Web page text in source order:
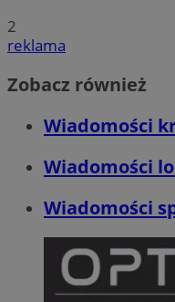
2
reklama
Zobacz również
Wiadomości
Wiadomości
Wiadomości